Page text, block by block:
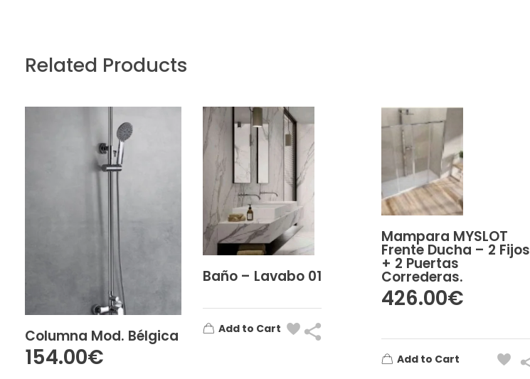
Related Products
Columna Mod. Bélgica
154.00€
Baño – Lavabo 01
Add to Cart
Mampara MYSLOT
Frente Ducha – 2 Fijos
+ 2 Puertas
Correderas.
426.00€
Add to Cart